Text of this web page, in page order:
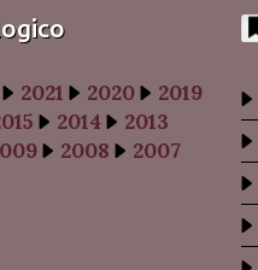
2021 2020
2019
2014
2013
2008
2007